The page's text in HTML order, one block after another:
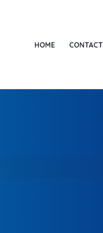
HOME CONTACT